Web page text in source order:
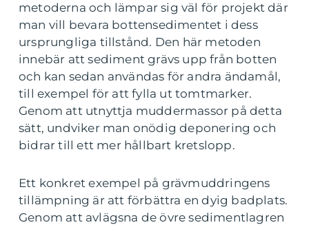
metoderna och lämpar sig väl för projekt där
man vill bevara bottensedimentet i dess
ursprungliga tillstånd. Den här metoden
innebär att sediment grävs upp från botten
och kan sedan användas för andra ändamål,
till exempel för att fylla ut tomtmarker.
Genom att utnyttja muddermassor på detta
sätt, undviker man onödig deponering och
bidrar till ett mer hållbart kretslopp.
Ett konkret exempel på grävmuddringens
tillämpning är att förbättra en dyig badplats.
Genom att avlägsna de övre sedimentlagren